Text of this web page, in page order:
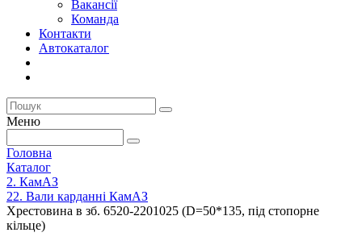
Вакансії
Команда
Контакти
Автокаталог
Меню
Головна
Каталог
2. КамАЗ
22. Вали карданні КамАЗ
Хрестовина в зб. 6520-2201025 (D=50*135, під стопорне
кільце)